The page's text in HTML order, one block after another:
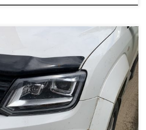
уже делал у нас прошивку в 2017
по этой ссылке https://intercar-
vw-amarok-2-0-180hp-2013g/ Прошлая
куплен новый Амарок с таким же
гарантия, сразу же было
двигателя и убрать экологию
Загоняем машину на яму […]